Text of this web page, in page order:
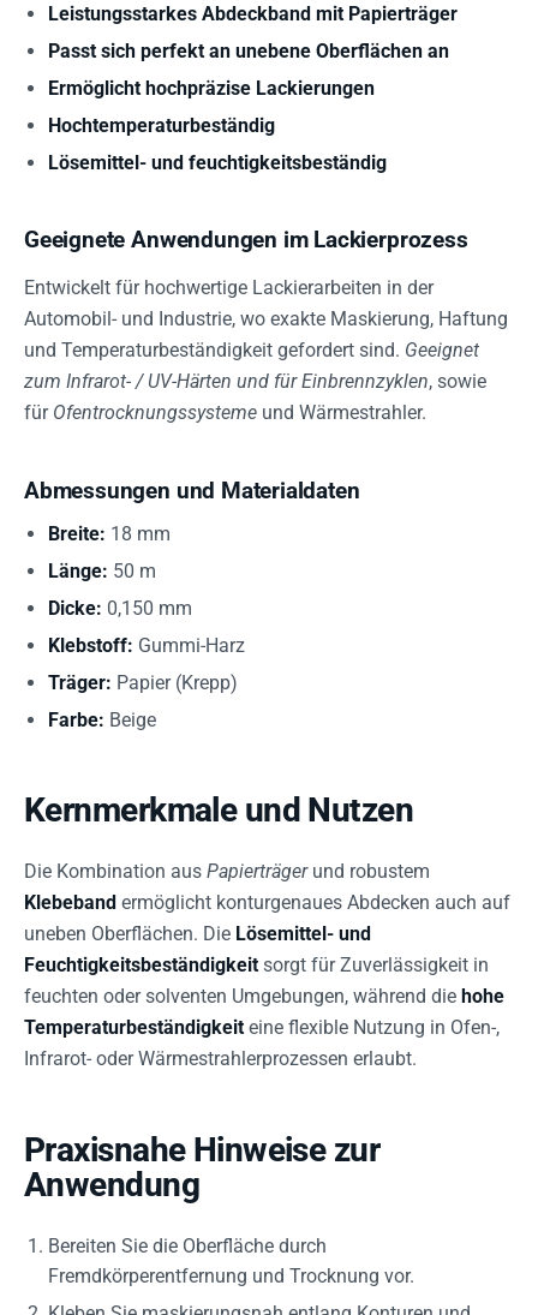
Leistungsstarkes Abdeckband mit Papierträger
Passt sich perfekt an unebene Oberflächen an
Ermöglicht hochpräzise Lackierungen
Hochtemperaturbeständig
Lösemittel- und feuchtigkeitsbeständig
Geeignete Anwendungen im Lackierprozess
Entwickelt für hochwertige Lackierarbeiten in der
Automobil- und Industrie, wo exakte Maskierung, Haftung
und Temperaturbeständigkeit gefordert sind. Geeignet
zum Infrarot- / UV-Härten und für Einbrennzyklen, sowie
für Ofentrocknungssysteme und Wärmestrahler.
Abmessungen und Materialdaten
Breite: 18 mm
Länge: 50 m
Dicke: 0,150 mm
Klebstoff: Gummi-Harz
Träger: Papier (Krepp)
Farbe: Beige
Kernmerkmale und Nutzen
Die Kombination aus Papierträgerund robustem
Klebeband ermöglicht konturgenaues Abdecken auch auf
uneben Oberflächen. Die Lösemittel- und
Feuchtigkeitsbeständigkeit sorgt für Zuverlässigkeit in
feuchten oder solventen Umgebungen, während die hohe
Temperaturbeständigkeit eine flexible Nutzung in Ofen-,
Infrarot- oder Wärmestrahlerprozessen erlaubt.
Praxisnahe Hinweise zur
Anwendung
Bereiten Sie die Oberfläche durch
Fremdkörperentfernung und Trocknung vor.